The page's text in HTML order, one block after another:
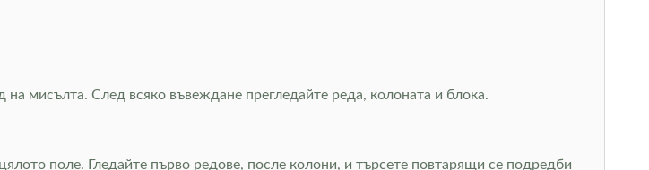
мисълта. След всяко въвеждане прегледайте реда, колоната и блока.
поле. Гледайте първо редове, после колони, и търсете повтарящи се подредби